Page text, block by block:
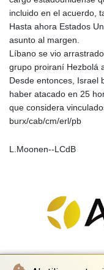
incluido en el acuerdo,
Hasta ahora Estados
asunto al margen.
Líbano se vio
grupo proiraní Hezbolá
Desde entonces, Israel
haber atacado en 25
que considera
burx/cab/cm/erl/pb
L.Moonen--LCdB